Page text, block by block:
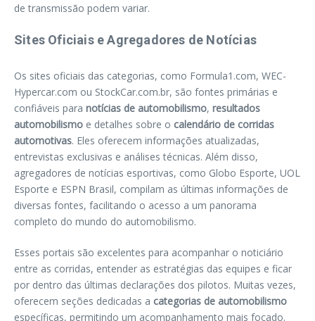
de transmissão podem variar.
Sites Oficiais e Agregadores de Notícias
Os sites oficiais das categorias, como Formula1.com, WEC-
Hypercar.com ou StockCar.com.br, são fontes primárias e
confiáveis para notícias de automobilismo, resultados
automobilismo e detalhes sobre o calendário de corridas
automotivas. Eles oferecem informações atualizadas,
entrevistas exclusivas e análises técnicas. Além disso,
agregadores de notícias esportivas, como Globo Esporte, UOL
Esporte e ESPN Brasil, compilam as últimas informações de
diversas fontes, facilitando o acesso a um panorama
completo do mundo do automobilismo.
Esses portais são excelentes para acompanhar o noticiário
entre as corridas, entender as estratégias das equipes e ficar
por dentro das últimas declarações dos pilotos. Muitas vezes,
oferecem seções dedicadas a categorias de automobilismo
específicas, permitindo um acompanhamento mais focado.